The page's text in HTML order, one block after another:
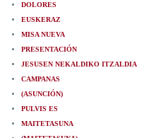
DOLORES
EUSKERAZ
MISA NUEVA
PRESENTACIÓN
JESUSEN NEKALDIKO ITZALDIA
CAMPANAS
(ASUNCIÓN)
PULVIS ES
MAITETASUNA